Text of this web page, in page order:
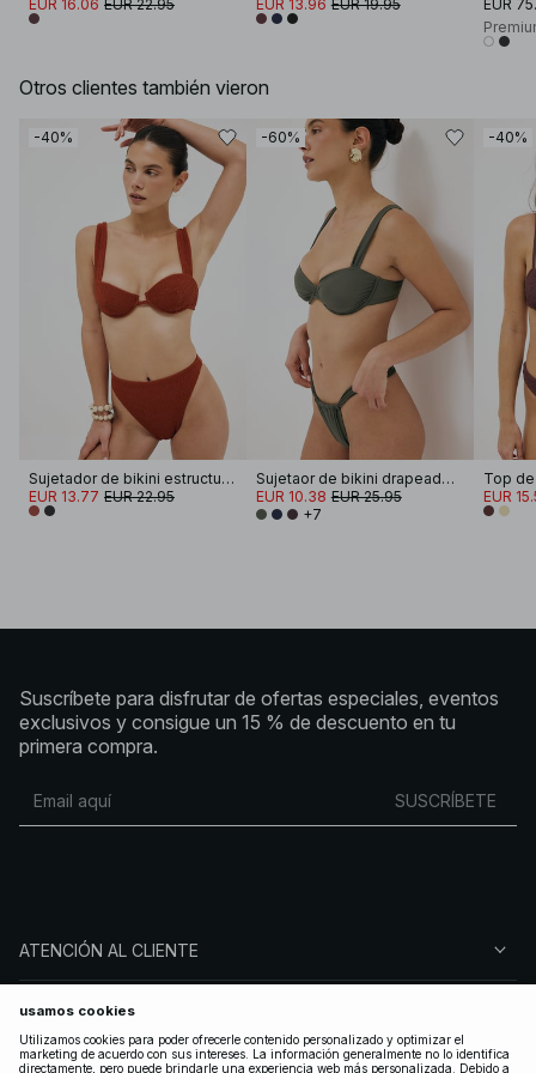
EUR 16.06 EUR 22.95
EUR 13.96 EUR 19.95
EUR
Otros clientes también vieron
-40%
Sujetador de bikini estructurado con aros
EUR 13.77 EUR 22.95
-60%
Sujetaor de bikini drapeado con tirantes anchos
EUR 10.38 EUR 25.95
+7
-40%
Top
EUR
Suscríbete para disfrutar de ofertas especiales, eventos
exclusivos y consigue un 15 % de descuento en tu
primera compra.
SUSCRÍBETE
ATENCIÓN AL CLIENTE
SOBRE NA-KD